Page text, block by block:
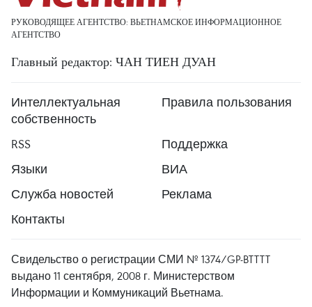
РУКОВОДЯЩЕЕ АГЕНТСТВО: ВЬЕТНАМСКОЕ ИНФОРМАЦИОННОЕ
АГЕНТСТВО
Главный редактор: ЧАН ТИЕН ДУАН
Интеллектуальная
собственность
Правила пользования
RSS
Поддержка
Языки
ВИА
Служба новостей
Реклама
Контакты
Свидельство о регистрации СМИ № 1374/GP-BTTTT
выдано 11 сентября, 2008 г. Министерством
Информации и Коммуникаций Вьетнама.